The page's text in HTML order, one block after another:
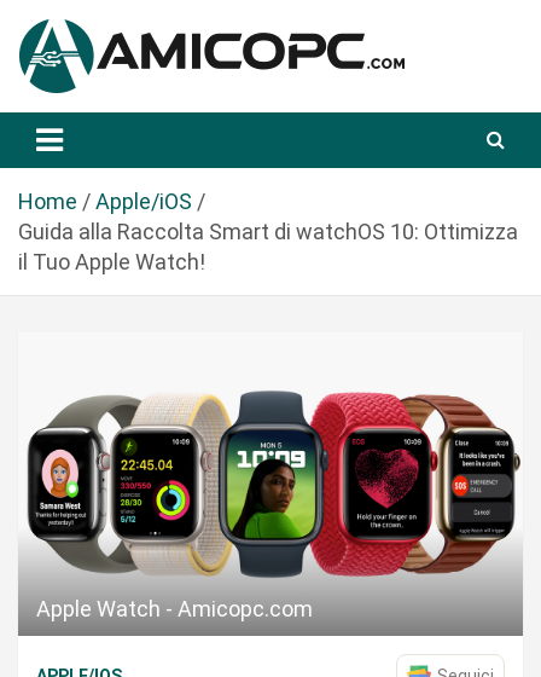
a
Amicopc.com
Home
Apple/iOS
Guida alla Raccolta Smart di watchOS 10: Ottimizza
il Tuo Apple Watch!
Apple Watch - Amicopc.com